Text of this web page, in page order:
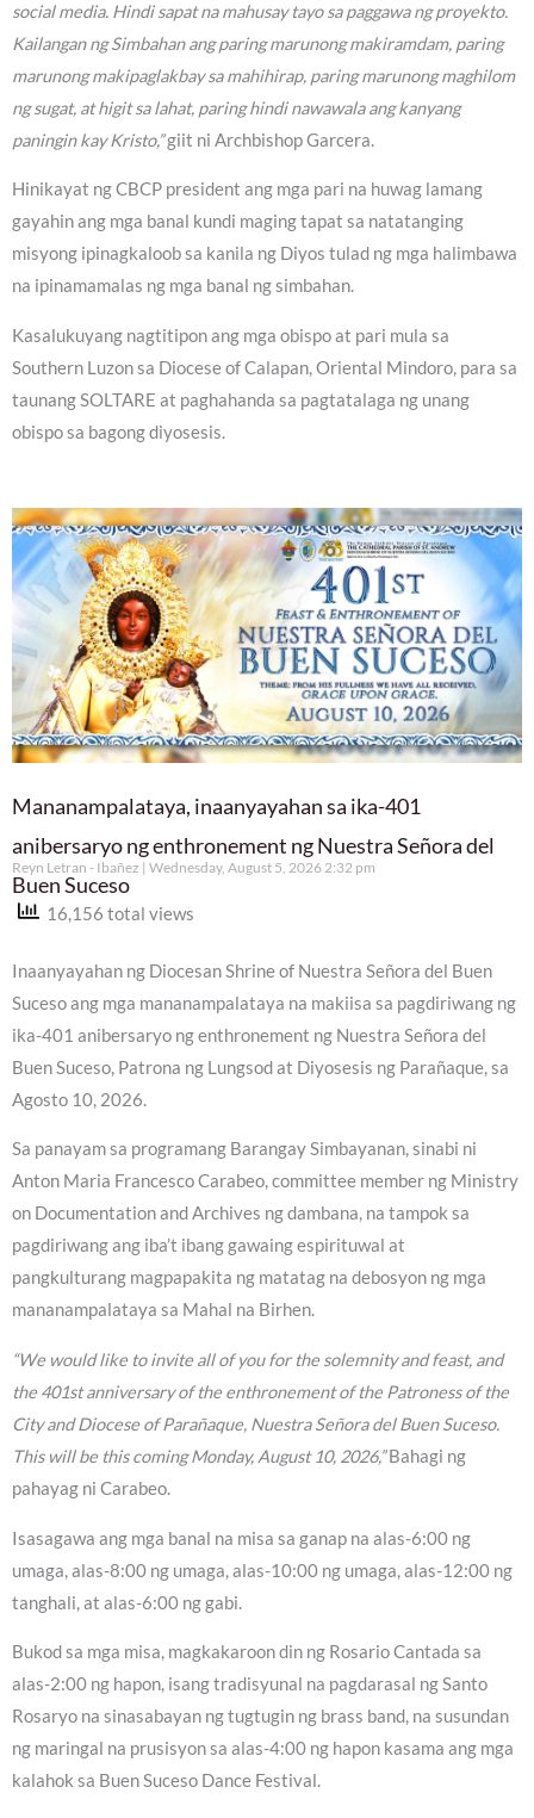
social media. Hindi sapat na mahusay tayo sa paggawa ng proyekto.
Kailangan ng Simbahan ang paring marunong makiramdam, paring
marunong makipaglakbay sa mahihirap, paring marunong maghilom
ng sugat, at higit sa lahat, paring hindi nawawala ang kanyang
paningin kay Kristo,”giit ni Archbishop Garcera.
Hinikayat ng CBCP president ang mga pari na huwag lamang
gayahin ang mga banal kundi maging tapat sa natatanging
misyong ipinagkaloob sa kanila ng Diyos tulad ng mga halimbawa
na ipinamamalas ng mga banal ng simbahan.
Kasalukuyang nagtitipon ang mga obispo at pari mula sa
Southern Luzon sa Diocese of Calapan, Oriental Mindoro, para sa
taunang SOLTARE at paghahanda sa pagtatalaga ng unang
obispo sa bagong diyosesis.
Mananampalataya, inaanyayahan sa ika-401
anibersaryo ng enthronement ng Nuestra Señora del
Buen Suceso
Reyn Letran - Ibañez Wednesday, August 5, 2026 2:32 pm
16,156 total views
Inaanyayahan ng Diocesan Shrine of Nuestra Señora del Buen
Suceso ang mga mananampalataya na makiisa sa pagdiriwang ng
ika-401 anibersaryo ng enthronement ng Nuestra Señora del
Buen Suceso, Patrona ng Lungsod at Diyosesis ng Parañaque, sa
Agosto 10, 2026.
Sa panayam sa programang Barangay Simbayanan, sinabi ni
Anton Maria Francesco Carabeo, committee member ng Ministry
on Documentation and Archives ng dambana, na tampok sa
pagdiriwang ang iba’t ibang gawaing espirituwal at
pangkulturang magpapakita ng matatag na debosyon ng mga
mananampalataya sa Mahal na Birhen.
“We would like to invite all of you for the solemnity and feast, and
the 401st anniversary of the enthronement of the Patroness of the
City and Diocese of Parañaque, Nuestra Señora del Buen Suceso.
This will be this coming Monday, August 10, 2026,”Bahagi ng
pahayag ni Carabeo.
Isasagawa ang mga banal na misa sa ganap na alas-6:00 ng
umaga, alas-8:00 ng umaga, alas-10:00 ng umaga, alas-12:00 ng
tanghali, at alas-6:00 ng gabi.
Bukod sa mga misa, magkakaroon din ng Rosario Cantada sa
alas-2:00 ng hapon, isang tradisyunal na pagdarasal ng Santo
Rosaryo na sinasabayan ng tugtugin ng brass band, na susundan
ng maringal na prusisyon sa alas-4:00 ng hapon kasama ang mga
kalahok sa Buen Suceso Dance Festival.